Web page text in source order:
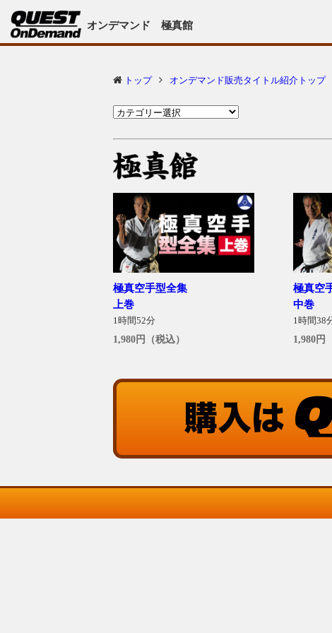
オンデマンド 極真館
トップ オンデマンド販売タイトル紹介トップ
極真空手型全集
上巻
1時間52分
1,980円（税込）
極真空
中巻
1時間38
1,980円